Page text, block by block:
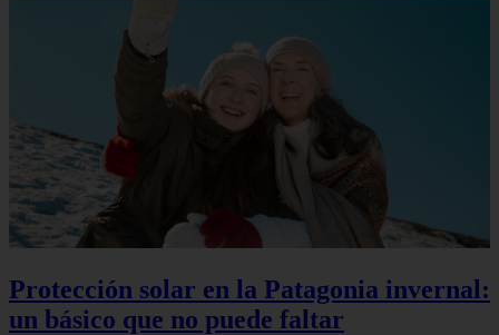
Protección solar en la Patagonia invernal:
un básico que no puede faltar